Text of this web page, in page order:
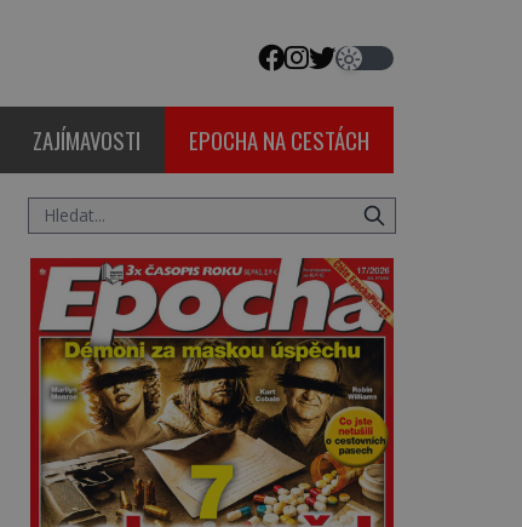
ZAJÍMAVOSTI EPOCHA NA CESTÁCH